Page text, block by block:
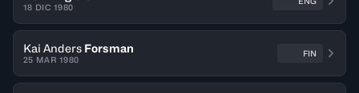
18 DIC 1980
Kai Anders Forsman
25 MAR 1980
FIN